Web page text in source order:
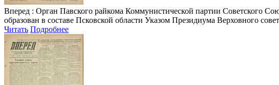
Вперед : Орган Павского райкома Коммунистической партии Советского
образован в составе Псковской области Указом Президиума Верховного
Читать Подробнее